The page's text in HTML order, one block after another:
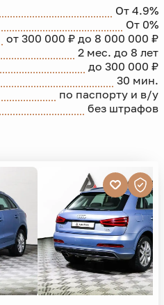
От 4.9%
От 0%
от 300 000 ₽ до 8 000 000 ₽
2 мес. до 8 лет
до 300 000 ₽
30 мин.
по паспорту и в/у
без штрафов